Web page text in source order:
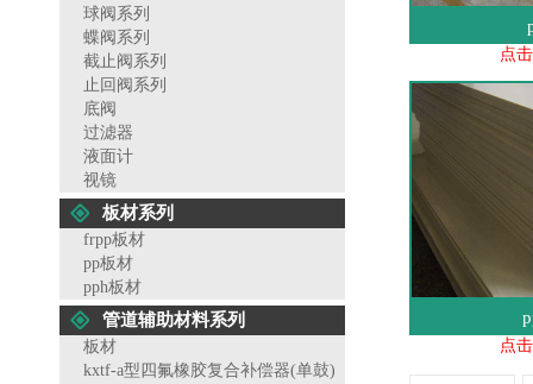
球阀系列
蝶阀系列
截止阀系列
止回阀系列
底阀
过滤器
液面计
视镜
板材系列
frpp板材
pp板材
pph板材
管道辅助材料系列
板材
kxtf-a型四氟橡胶复合补偿器(单鼓)
点
点